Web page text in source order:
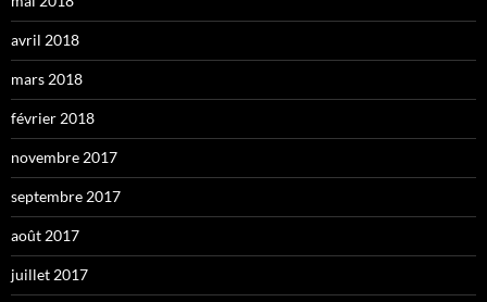
avril 2018
mars 2018
février 2018
novembre 2017
septembre 2017
août 2017
juillet 2017